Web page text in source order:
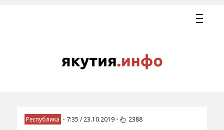
Республика • 7:35 / 23.10.2019 • 2388